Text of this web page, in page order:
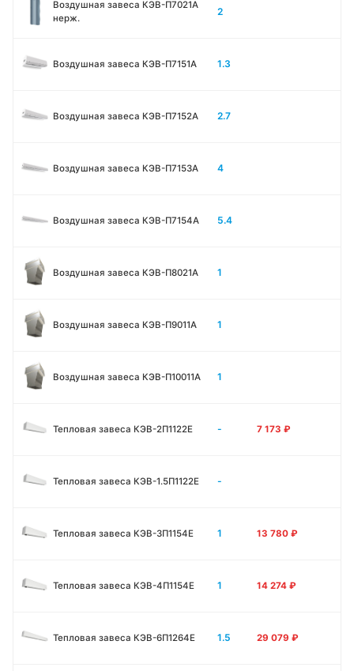
Воздушная завеса КЭВ-П7021A
нерж.
2
Воздушная завеса КЭВ-П7151A 1.3
Воздушная завеса КЭВ-П7152A 2.7
Воздушная завеса КЭВ-П7153A 4
Воздушная завеса КЭВ-П7154A 5.4
Воздушная завеса КЭВ-П8021A 1
Воздушная завеса КЭВ-П9011A 1
Воздушная завеса КЭВ-П10011A 1
Тепловая завеса КЭВ-2П1122E - 7 173 ₽
Тепловая завеса КЭВ-1.5П1122E -
Тепловая завеса КЭВ-3П1154E 1 13 780 ₽
Тепловая завеса КЭВ-4П1154E 1 14 274 ₽
Тепловая завеса КЭВ-6П1264E 1.5 29 079 ₽